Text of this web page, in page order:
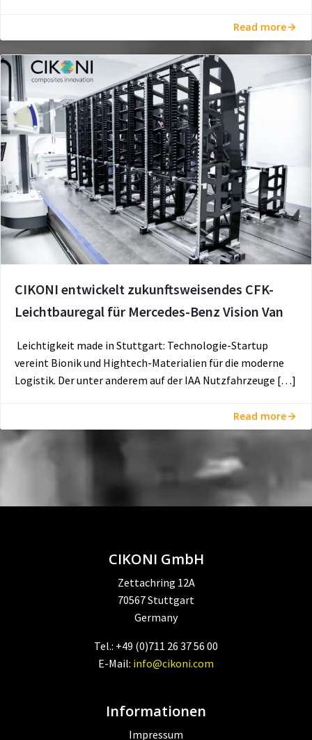
Read more
CIKONI entwickelt zukunftsweisendes CFK-
Leichtbauregal für Mercedes-Benz Vision Van
Leichtigkeit made in Stuttgart: Technologie-Startup
vereint Bionik und Hightech-Materialien für die moderne
Logistik. Der unter anderem auf der IAA Nutzfahrzeuge […]
Read more
CIKONI GmbH
Zettachring 12A
70567 Stuttgart
Germany
Tel.: +49 (0)711 26 37 56 00
E-Mail: info@cikoni.com
Informationen
Impressum